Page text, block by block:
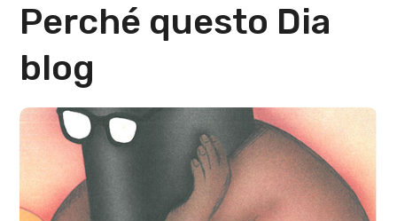
Perché questo Dia
blog